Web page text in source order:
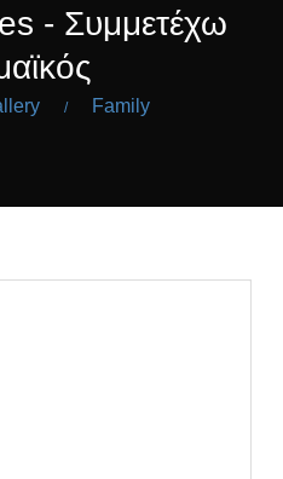
- Συμμετέχω
/ Family